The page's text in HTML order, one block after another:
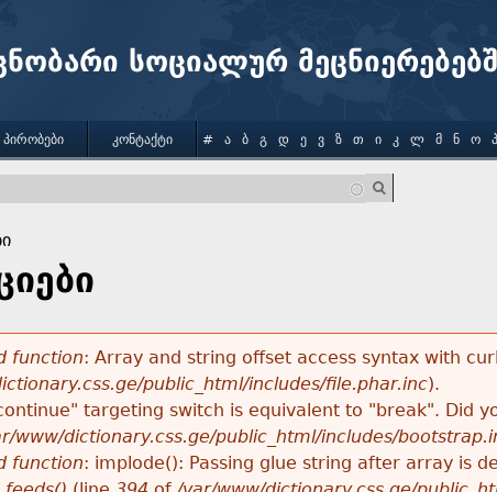
სოციალურ
function: Array and string offset access syntax with
public_html/includes/file.phar.inc).
targeting switch is equivalent to "break". Did
www/dictionary.css.ge/public_html/includes/
function: implode(): Passing glue string after array is
ᲞᲘᲠᲝᲑᲔᲑᲘ ᲙᲝᲜᲢᲐᲥᲢᲘ # Ა Ბ Გ Დ Ე Ვ Ზ Თ Ი Კ Ლ Მ Ნ Ო Პ